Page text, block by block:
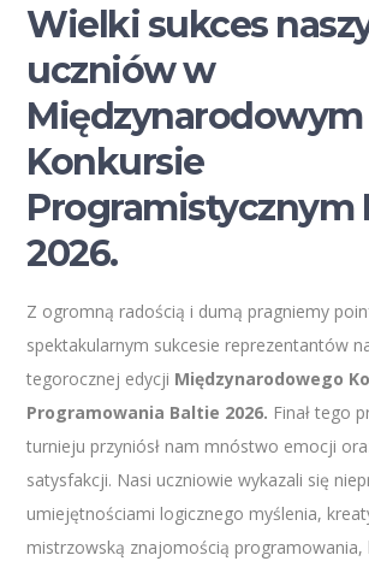
Wielki sukces
uczniów w
Międzynarodowym
Konkursie
Programistycznym
2026.
Z ogromną radością i dumą pragniemy
spektakularnym sukcesie reprezentantów
tegorocznej edycji Międzynarodowego
Programowania Baltie 2026. Finał tego
turnieju przyniósł nam mnóstwo emocji
satysfakcji. Nasi uczniowie wykazali się
umiejętnościami logicznego myślenia,
mistrzowską znajomością programowania,